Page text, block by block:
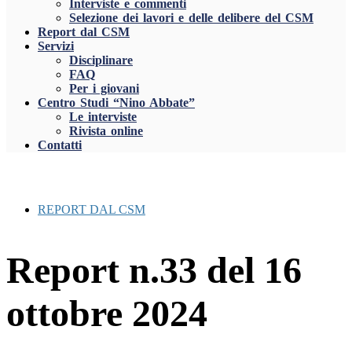
Interviste e commenti
Selezione dei lavori e delle delibere del CSM
Report dal CSM
Servizi
Disciplinare
FAQ
Per i giovani
Centro Studi “Nino Abbate”
Le interviste
Rivista online
Contatti
REPORT DAL CSM
Report n.33 del 16
ottobre 2024